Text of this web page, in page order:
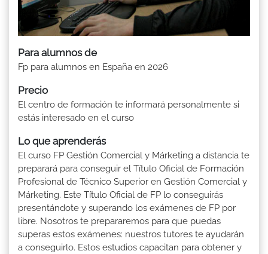
Para alumnos de
Fp para alumnos en España en 2026
Precio
El centro de formación te informará personalmente si
estás interesado en el curso
Lo que aprenderás
El curso FP Gestión Comercial y Márketing a distancia te
preparará para conseguir el Título Oficial de Formación
Profesional de Técnico Superior en Gestión Comercial y
Márketing. Este Título Oficial de FP lo conseguirás
presentándote y superando los exámenes de FP por
libre. Nosotros te prepararemos para que puedas
superas estos exámenes: nuestros tutores te ayudarán
a conseguirlo. Estos estudios capacitan para obtener y